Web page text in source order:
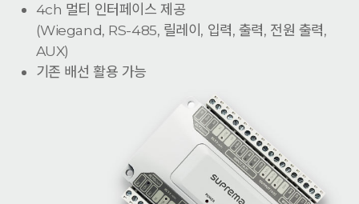
4ch 멀티 인터페이스 제공
(Wiegand, RS-485, 릴레이, 입력, 출력, 전원 출력,
AUX)
기존 배선 활용 가능